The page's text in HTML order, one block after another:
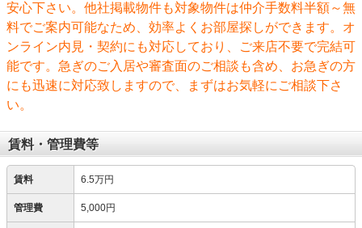
安心下さい。他社掲載物件も対象物件は仲介手数料半額～無
料でご案内可能なため、効率よくお部屋探しができます。オ
ンライン内見・契約にも対応しており、ご来店不要で完結可
能です。急ぎのご入居や審査面のご相談も含め、お急ぎの方
にも迅速に対応致しますので、まずはお気軽にご相談下さ
い。
賃料・管理費等
賃料 6.5万円
管理費 5,000円